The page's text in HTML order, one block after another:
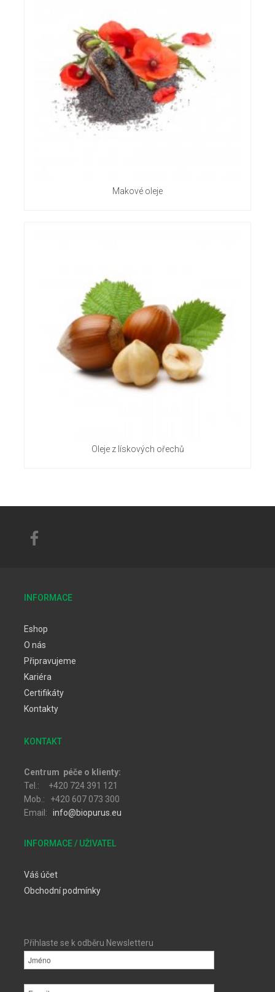
Makové oleje
Oleje z lískových ořechů
INFORMACE
Eshop
O nás
Připravujeme
Kariéra
Certifikáty
Kontakty
KONTAKT
Centrum péče o klienty:
Tel.: +420 724 391 121
Mob.: +420 607 073 300
Email: info@biopurus.eu
INFORMACE / UŽIVATEL
Váš účet
Obchodní podmínky
Přihlaste se k odběru Newsletteru